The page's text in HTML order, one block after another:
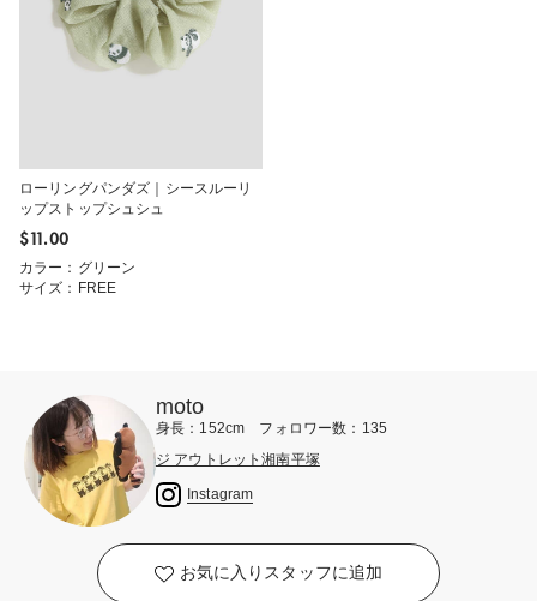
ローリングパンダズ｜シースルーリ
ップストップシュシュ
$‌11.00
カラー：グリーン
サイズ：FREE
moto
身長：152cm フォロワー数：135
ジ アウトレット湘南平塚
Instagram
お気に入りスタッフに追加